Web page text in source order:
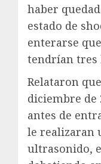
haber
estado de
enterarse que
tendrían tres
Relataron
diciembre de
antes de
le realizaran
ultrasonido,